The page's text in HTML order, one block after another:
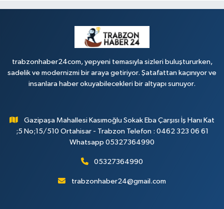
trabzonhaber24com, yepyeni temasıyla sizleri buluştururken,
sadelik ve modernizmi bir araya getiriyor. Şatafattan kaçınıyor ve
insanlara haber okuyabilecekleri bir altyapı sunuyor.
Gazipaşa Mahallesi Kasımoğlu Sokak Eba Çarşısı İş Hanı Kat
;5 No;15/510 Ortahisar - Trabzon Telefon : 0462 323 06 61
Whatsapp 05327364990
05327364990
trabzonhaber24@gmail.com